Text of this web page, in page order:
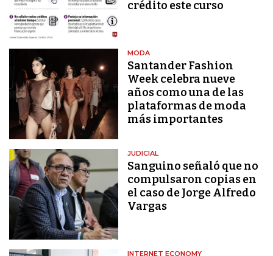
crédito este curso
MODA
Santander Fashion
Week celebra nueve
años como una de las
plataformas de moda
más importantes
JUDICIAL
Sanguino señaló que no
compulsaron copias en
el caso de Jorge Alfredo
Vargas
INTERNET ECONOMY